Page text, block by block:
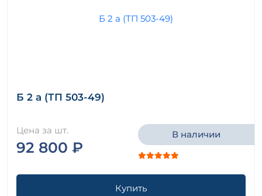
Б 2 а (ТП 503-49)
Цена за шт.
92 800 ₽
В наличии
Купить